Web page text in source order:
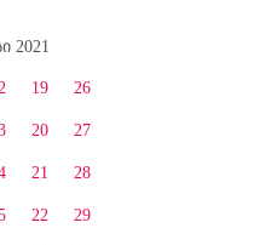
2021
19
20
21
22
26
27
28
29